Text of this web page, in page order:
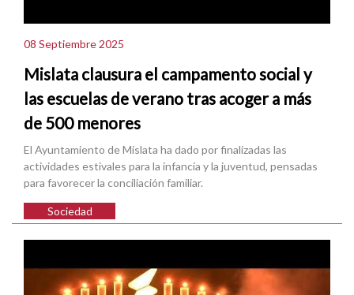
08 Septiembre 2025
Mislata clausura el campamento social y
las escuelas de verano tras acoger a más
de 500 menores
El Ayuntamiento de Mislata ha dado por finalizadas las
actividades estivales para la infancia y la juventud, pensadas
para favorecer la conciliación familiar.
Sociedad